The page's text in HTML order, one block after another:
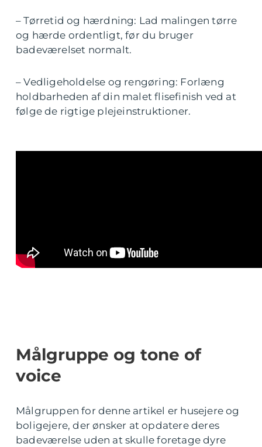
– Tørretid og hærdning: Lad malingen tørre
og hærde ordentligt, før du bruger
badeværelset normalt.
– Vedligeholdelse og rengøring: Forlæng
holdbarheden af din malet flisefinish ved at
følge de rigtige plejeinstruktioner.
Målgruppe og tone of
voice
Målgruppen for denne artikel er husejere og
boligejere, der ønsker at opdatere deres
badeværelse uden at skulle foretage dyre